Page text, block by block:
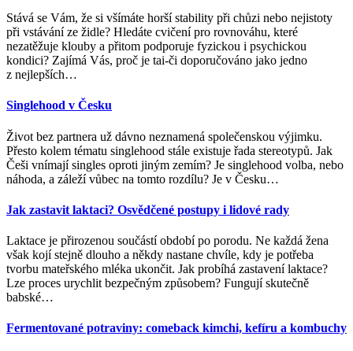
Stává se Vám, že si všímáte horší stability při chůzi nebo nejistoty
při vstávání ze židle? Hledáte cvičení pro rovnováhu, které
nezatěžuje klouby a přitom podporuje fyzickou i psychickou
kondici? Zajímá Vás, proč je tai-či doporučováno jako jedno
z nejlepších…
Singlehood v Česku
Život bez partnera už dávno neznamená společenskou výjimku.
Přesto kolem tématu singlehood stále existuje řada stereotypů. Jak
Češi vnímají singles oproti jiným zemím? Je singlehood volba, nebo
náhoda, a záleží vůbec na tomto rozdílu? Je v Česku…
Jak zastavit laktaci? Osvědčené postupy i lidové rady
Laktace je přirozenou součástí období po porodu. Ne každá žena
však kojí stejně dlouho a někdy nastane chvíle, kdy je potřeba
tvorbu mateřského mléka ukončit. Jak probíhá zastavení laktace?
Lze proces urychlit bezpečným způsobem? Fungují skutečně
babské…
Fermentované potraviny: comeback kimchi, kefíru a kombuchy